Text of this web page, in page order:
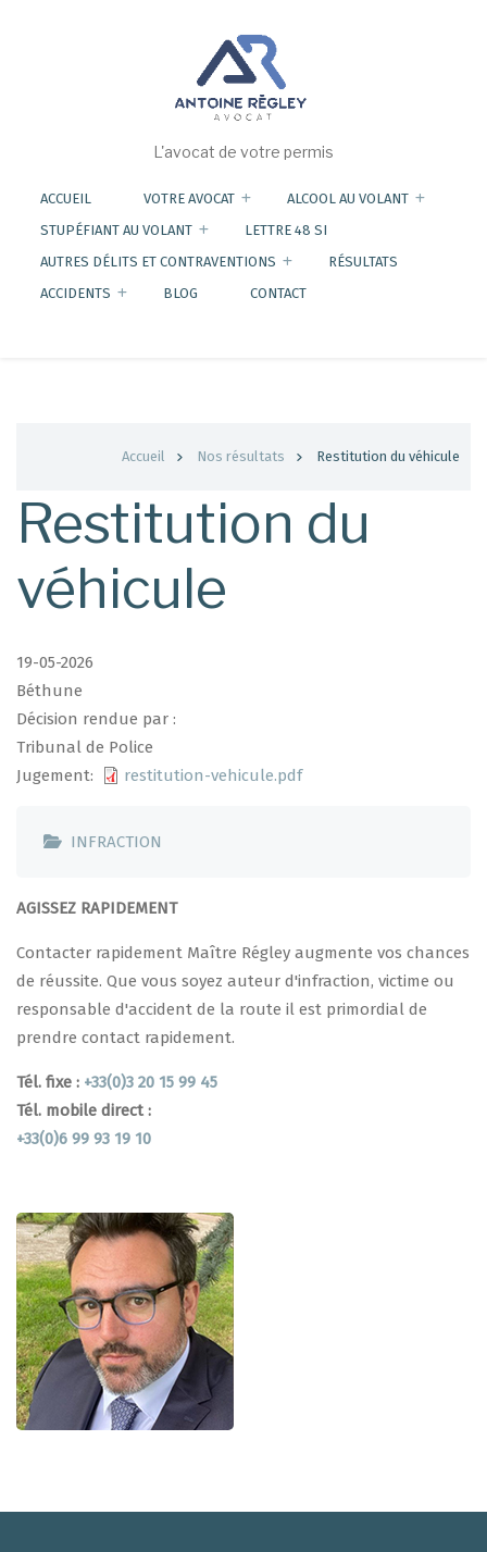
L'avocat de votre permis
ACCUEIL VOTRE AVOCAT
ALCOOL AU VOLANT
STUPÉFIANT AU VOLANT
LETTRE 48 SI
AUTRES DÉLITS ET CONTRAVENTIONS
RÉSULTATS
ACCIDENTS
BLOG CONTACT
d'Ariane
Accueil Nos résultats Restitution du véhicule
Restitution du
véhicule
19-05-2026
Béthune
Décision rendue par :
Tribunal de Police
Jugement
restitution-vehicule.pdf
INFRACTION
AGISSEZ RAPIDEMENT
Contacter rapidement Maître Régley augmente vos chances
de réussite. Que vous soyez auteur d'infraction, victime ou
responsable d'accident de la route il est primordial de
prendre contact rapidement.
Tél. fixe : +33(0)3 20 15 99 45
Tél. mobile direct :
+33(0)6 99 93 19 10